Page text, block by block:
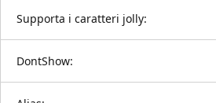
Supporta i caratteri jolly:
DontShow: